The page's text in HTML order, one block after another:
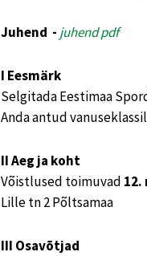
Juhend - juhend pdf
I Eesmärk
Selgitada Eestimaa
Anda antud
II Aeg ja koht
Võistlused toimuvad 12.
Lille tn 2 Põltsamaa
III Osavõtjad